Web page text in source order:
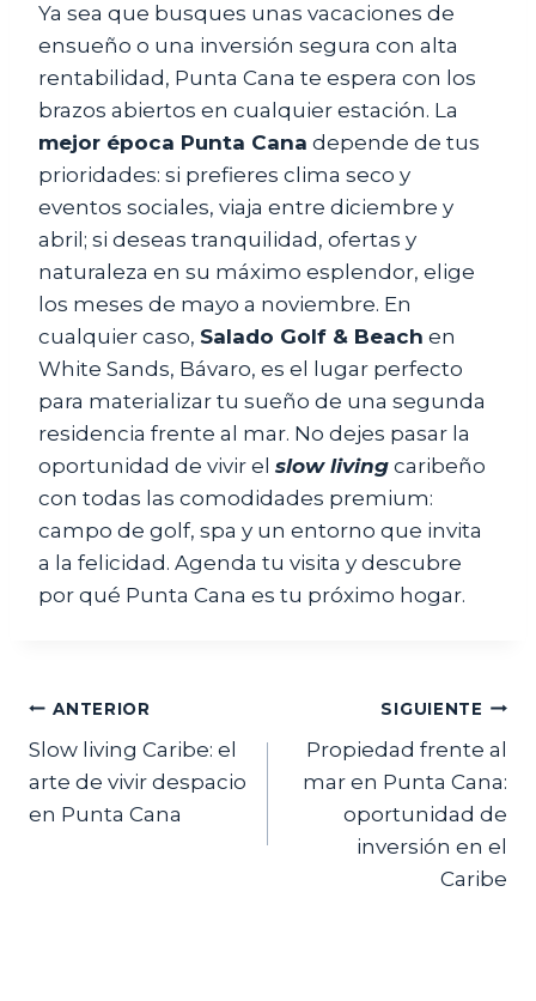
Ya sea que busques unas vacaciones de
ensueño o una inversión segura con alta
rentabilidad, Punta Cana te espera con los
brazos abiertos en cualquier estación. La
mejor época Punta Cana depende de tus
prioridades: si prefieres clima seco y
eventos sociales, viaja entre diciembre y
abril; si deseas tranquilidad, ofertas y
naturaleza en su máximo esplendor, elige
los meses de mayo a noviembre. En
cualquier caso, Salado Golf & Beach en
White Sands, Bávaro, es el lugar perfecto
para materializar tu sueño de una segunda
residencia frente al mar. No dejes pasar la
oportunidad de vivir el slow living caribeño
con todas las comodidades premium:
campo de golf, spa y un entorno que invita
a la felicidad. Agenda tu visita y descubre
por qué Punta Cana es tu próximo hogar.
Navegación
de
entradas
ANTERIOR
Slow living Caribe: el
arte de vivir despacio
en Punta Cana
SIGUIENTE
Propiedad frente al
mar en Punta Cana:
oportunidad de
inversión en el
Caribe